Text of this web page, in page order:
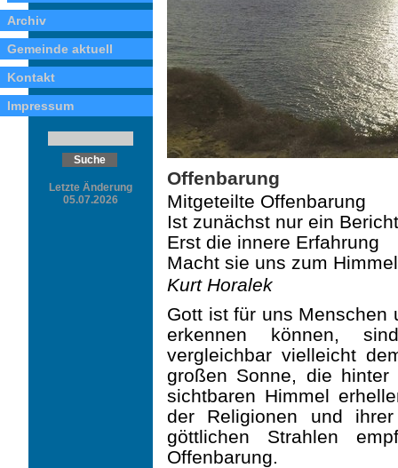
Archiv
Gemeinde aktuell
Kontakt
Impressum
Letzte Änderung
05.07.2026
Offenbarung
Mitgeteilte Offenbarung
Ist zunächst nur ein
Erst die innere Erfahrung
Macht sie uns zum
Kurt Horalek
Gott ist für uns Menschen
erkennen können,
vergleichbar vielleicht
großen Sonne, die hinter
sichtbaren Himmel
der Religionen und
göttlichen Strahlen
Offenbarung.